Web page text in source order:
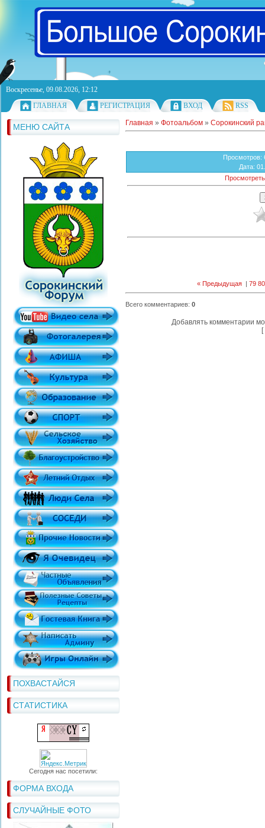
Воскресенье, 09.08.2026, 12:12
ГЛАВНАЯ
РЕГИСТРАЦИЯ ВХОД RSS
МЕНЮ САЙТА
ПОХВАСТАЙСЯ
СТАТИСТИКА
Сегодня нас посетили:
ФОРМА ВХОДА
СЛУЧАЙНЫЕ ФОТО
Главная » Фотоальбом » Сорокинский
Просмотров:
Дата:
« Предыдущая | 79 80
Всего комментариев: 0
Добавлять комментарии
[